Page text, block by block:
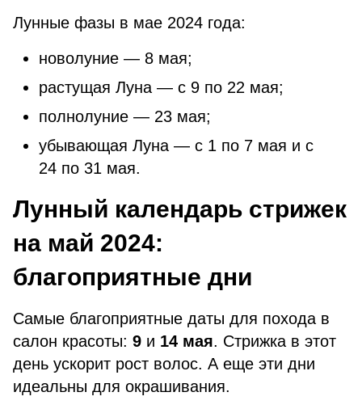
Лунные фазы в мае 2024 года:
новолуние — 8 мая;
растущая Луна — с 9 по 22 мая;
полнолуние — 23 мая;
убывающая Луна — с 1 по 7 мая и с
24 по 31 мая.
Лунный календарь стрижек
на май 2024:
благоприятные дни
Самые благоприятные даты для похода в
салон красоты: 9 и 14 мая. Стрижка в этот
день ускорит рост волос. А еще эти дни
идеальны для окрашивания.